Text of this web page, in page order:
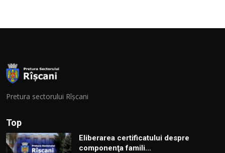
Pretura sectorului Rîșcani
Top
Eliberarea certificatului despre
componenţa famili...